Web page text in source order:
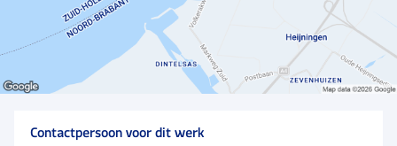
Contactpersoon voor dit werk